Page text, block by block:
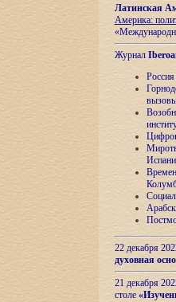
Латинская
Америка:
Журнал
22 декабря
духовная
21 декабря
столе